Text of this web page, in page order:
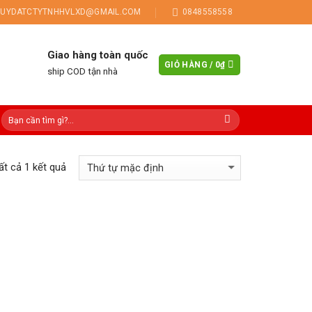
0848558558
Giao hàng toàn quốc
ship COD tận nhà
GIỎ HÀNG / 0₫
cả 1 kết quả